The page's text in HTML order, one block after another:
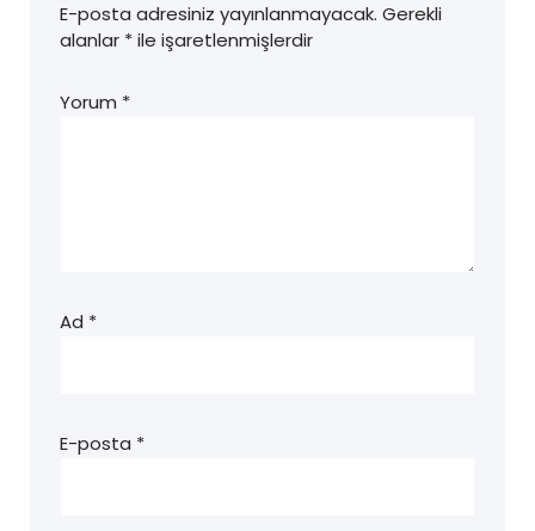
E-posta adresiniz yayınlanmayacak. Gerekli
alanlar *ile işaretlenmişlerdir
Yorum *
Ad *
E-posta *